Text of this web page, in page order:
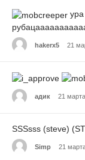
hakerx5 21
адик 21
SSSsss (steve)
Simp 21